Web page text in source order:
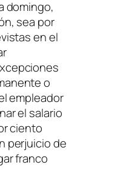
domingo,
sea por
en el
o
empleador
el salario
ciento
perjuicio de
franco